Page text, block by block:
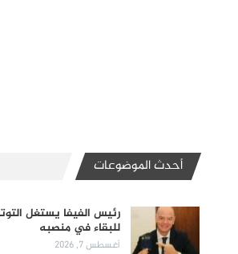
أحدث الموضوعات
رئيس الفيفا يستغل
للبقاء في منصبه
أغسطس 7, 2026